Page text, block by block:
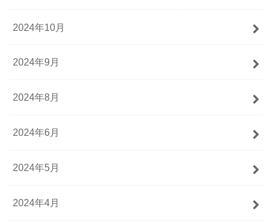
2024年10月
2024年9月
2024年8月
2024年6月
2024年5月
2024年4月